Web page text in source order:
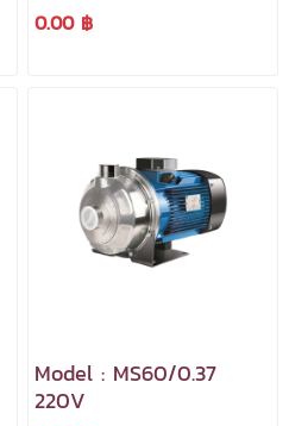
0.00 ฿
Model : MS60/0.37
220V